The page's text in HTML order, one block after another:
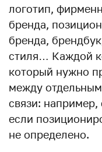
логотип,
бренда,
бренда,
стиля… Каждой
который нужно
между
связи: например,
если
не определено.